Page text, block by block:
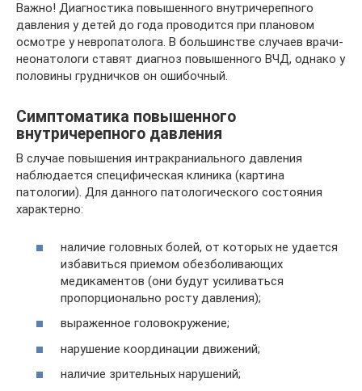
Важно! Диагностика повышенного внутричерепного
давления у детей до года проводится при плановом
осмотре у невропатолога. В большинстве случаев врачи-
неонатологи ставят диагноз повышенного ВЧД, однако у
половины грудничков он ошибочный.
Симптоматика повышенного
внутричерепного давления
В случае повышения интракраниального давления
наблюдается специфическая клиника (картина
патологии). Для данного патологического состояния
характерно:
наличие головных болей, от которых не удается
избавиться приемом обезболивающих
медикаментов (они будут усиливаться
пропорционально росту давления);
выраженное головокружение;
нарушение координации движений;
наличие зрительных нарушений;